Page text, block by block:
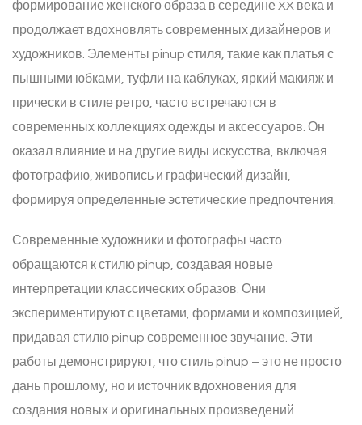
формирование женского образа в середине XX века и
продолжает вдохновлять современных дизайнеров и
художников. Элементы pinup стиля, такие как платья с
пышными юбками, туфли на каблуках, яркий макияж и
прически в стиле ретро, часто встречаются в
современных коллекциях одежды и аксессуаров. Он
оказал влияние и на другие виды искусства, включая
фотографию, живопись и графический дизайн,
формируя определенные эстетические предпочтения.
Современные художники и фотографы часто
обращаются к стилю pinup, создавая новые
интерпретации классических образов. Они
экспериментируют с цветами, формами и композицией,
придавая стилю pinup современное звучание. Эти
работы демонстрируют, что стиль pinup – это не просто
дань прошлому, но и источник вдохновения для
создания новых и оригинальных произведений